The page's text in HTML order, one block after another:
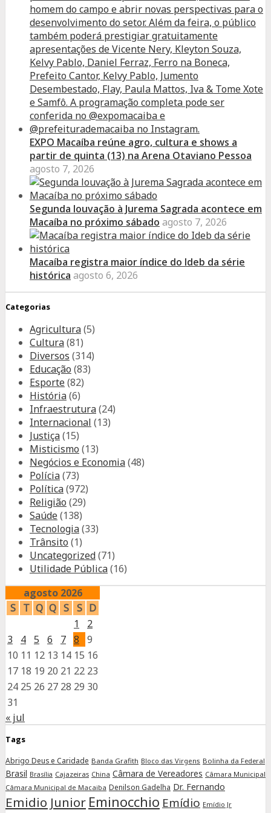
EXPO Macaíba reúne agro, cultura e shows a
partir de quinta (13) na Arena Otaviano Pessoa
agosto 7, 2026
Segunda louvação à Jurema Sagrada acontece em
Macaíba no próximo sábado agosto 7, 2026
Macaíba registra maior índice do Ideb da série
histórica agosto 6, 2026
Categorias
Agricultura(5)
Cultura(81)
Diversos (314)
Educação (83)
Esporte(82)
História(6)
Infraestrutura(24)
Internacional (13)
Justiça(15)
Misticismo (13)
Negócios e Economia(48)
Polícia(73)
Política(972)
Religião (29)
Saúde(138)
Tecnologia(33)
Trânsito (1)
Uncategorized(71)
Utilidade Pública(16)
agosto 2026
S
T Q Q S S D
1
2
3
4 5 6 7 8
9
10 11 12 13 14 15 16
17 18 19 20 21 22 23
24 25 26 27 28 29 30
31
« jul
Tags
Abrigo Deus e Caridade Banda Grafith Bloco das Virgens Bolinha da Federal
Brasil Brasília Cajazeiras China Câmara de Vereadores Câmara Municipal
Câmara Municipal de Macaiba Denilson Gadelha Dr. Fernando
Emidio Junior Eminocchio Emídio Emídio Jr